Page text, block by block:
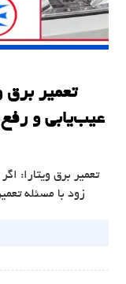
تعمیر برق
عیب‌یابی و
تعمیر برق ویتارا:
زود با مسئله